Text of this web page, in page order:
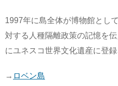
1997年に島全体が博物館とし
対する人種隔離政策の記憶を
にユネスコ世界文化遺産に登録
→ ロベン島